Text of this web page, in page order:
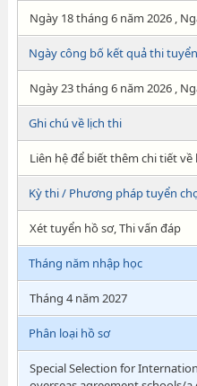
Ngày 18 tháng 6 năm 2026 ,
Ngày công bố kết quả thi tuyển
Ngày 23 tháng 6 năm 2026 ,
Ghi chú về lịch thi
Liên hệ để biết thêm chi tiết về
Kỳ thi / Phương pháp tuyển
Xét tuyển hồ sơ, Thi vấn đáp
Tháng năm nhập học
Tháng 4 năm 2027
Phân loại hồ sơ
Special Selection for